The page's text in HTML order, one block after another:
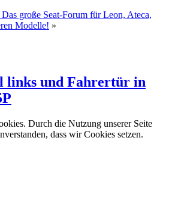
große Seat-Forum für Leon, Ateca,
Modelle! »
links und Fahrertür in
Durch die Nutzung unserer Seite
dass wir Cookies setzen.